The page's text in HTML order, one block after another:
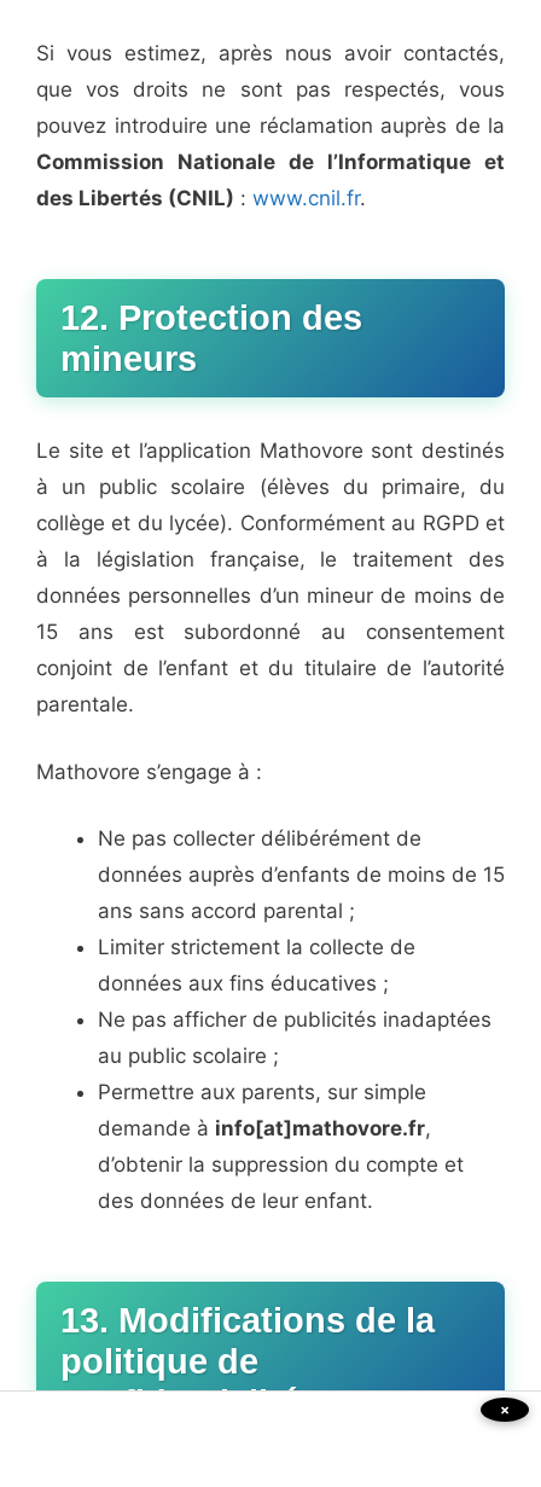
Si vous estimez, après nous avoir contactés,
que vos droits ne sont pas respectés, vous
pouvez introduire une réclamation auprès de la
Commission Nationale de l’Informatique et
des Libertés (CNIL) : www.cnil.fr.
12. Protection des
mineurs
Le site et l’application Mathovore sont destinés
à un public scolaire (élèves du primaire, du
collège et du lycée). Conformément au RGPD et
à la législation française, le traitement des
données personnelles d’un mineur de moins de
15 ans est subordonné au consentement
conjoint de l’enfant et du titulaire de l’autorité
parentale.
Mathovore s’engage à :
Ne pas collecter délibérément de
données auprès d’enfants de moins de 15
ans sans accord parental ;
Limiter strictement la collecte de
données aux fins éducatives ;
Ne pas afficher de publicités inadaptées
au public scolaire ;
Permettre aux parents, sur simple
demande à info[at]mathovore.fr,
d’obtenir la suppression du compte et
des données de leur enfant.
13. Modifications de la
politique de
confidentialité
×